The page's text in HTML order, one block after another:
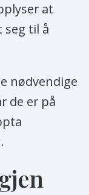
at
til å
nødvendige
de er på